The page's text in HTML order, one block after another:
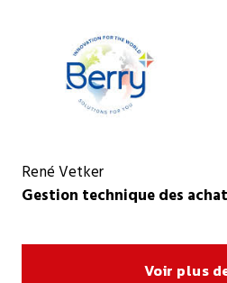
René Vetker
Gestion technique des
Voir plus